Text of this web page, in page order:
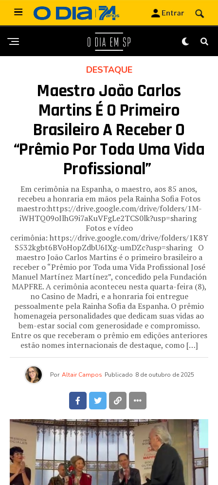
DESTAQUE
Maestro João Carlos
Martins É O Primeiro
Brasileiro A Receber O
“Prêmio Por Toda Uma Vida
Profissional”
Em cerimônia na Espanha, o maestro, aos 85 anos,
recebeu a honraria em mãos pela Rainha Sofia Fotos
maestro:https://drive.google.com/drive/folders/1M-
iWHTQ09oIlhG9i7aKuVFgLe2TCS0lk?usp=sharing
Fotos e vídeo
cerimônia: https://drive.google.com/drive/folders/1K8Y
S532kgbt6BVoHopZdbU6IXg-umDZc?usp=sharing O
maestro João Carlos Martins é o primeiro brasileiro a
receber o “Prêmio por Toda uma Vida Profissional José
Manuel Martínez Martínez”, concedido pela Fundación
MAPFRE. A cerimônia aconteceu nesta quarta-feira (8),
no Casino de Madri, e a honraria foi entregue
pessoalmente pela Rainha Sofia da Espanha. O prêmio
homenageia personalidades que dedicam suas vidas ao
bem-estar social com generosidade e compromisso.
Entre os que receberam o prêmio em edições anteriores
estão nomes internacionais de destaque, como […]
Por Altair Campos Publicado 8 de outubro de 2025